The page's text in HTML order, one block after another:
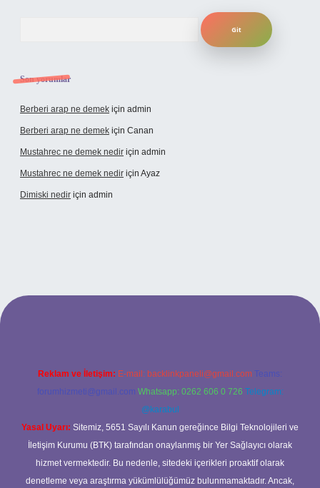
Son yorumlar
Berberi arap ne demek için admin
Berberi arap ne demek için Canan
Mustahrec ne demek nedir için admin
Mustahrec ne demek nedir için Ayaz
Dimiski nedir için admin
tulipbett.net/
Reklam ve İletişim: E-mail: backlinkpaneli@gmail.com Teams:
forumhizmeti@gmail.com Whatsapp: 0262 606 0 726 Telegram:
@karabul
Yasal Uyarı: Sitemiz, 5651 Sayılı Kanun gereğince Bilgi Teknolojileri ve
İletişim Kurumu (BTK) tarafından onaylanmış bir Yer Sağlayıcı olarak
hizmet vermektedir. Bu nedenle, sitedeki içerikleri proaktif olarak
denetleme veya araştırma yükümlülüğümüz bulunmamaktadır. Ancak,